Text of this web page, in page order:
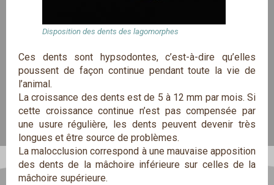
Disposition des dents des lagomorphes
Ces dents sont hypsodontes, c’est-à-dire qu’elles
poussent de façon continue pendant toute la vie de
l’animal.
La croissance des dents est de 5 à 12 mm par mois. Si
cette croissance continue n’est pas compensée par
une usure régulière, les dents peuvent devenir très
longues et être source de problèmes.
La malocclusion correspond à une mauvaise apposition
des dents de la mâchoire inférieure sur celles de la
mâchoire supérieure.